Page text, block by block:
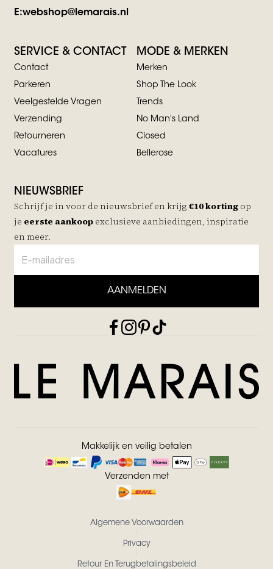
E:webshop@lemarais.nl
SERVICE & CONTACT
Contact
Parkeren
Veelgestelde Vragen
Verzending
Retourneren
Vacatures
MODE & MERKEN
Merken
Shop The Look
Trends
No Man's Land
Closed
Bellerose
NIEUWSBRIEF
Schrijf je in voor de nieuwsbrief en krijg €10 korting op
je eerste aankoop exclusieve aanbiedingen, inspiratie
en meer.
AANMELDEN
Makkelijk en veilig betalen
Verzenden met
Algemene Voorwaarden
Privacy
Retour En Terugbetalingsbeleid